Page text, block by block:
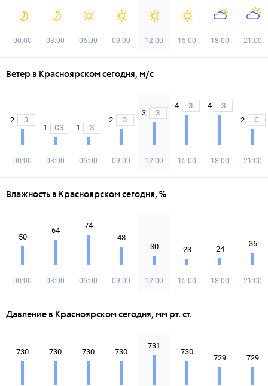
00:00 03:00 06:00 09:00 12:00 15:00 18:00 21:00
Ветер в Красноярском сегодня, м/с
2 З
00:00
1 СЗ
03:00
1 З
06:00
2 З
09:00
3 З
12:00
4 З
15:00
4 З
18:00
2 С
21:00
Влажность в Красноярском сегодня, %
50
00:00
64
03:00
74
06:00
48
09:00
30
12:00
23
15:00
24
18:00
36
21:00
Давление в Красноярском сегодня, мм рт. ст.
730 730 730 730
731
730
729 729